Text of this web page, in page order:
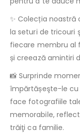
✨ Colecția
la seturi de tricouri
fiecare membru al
și creează amintiri
📸 Surprinde
împărtășeşte-le cu
face fotografiile
memorabile,
trăiţi ca familie.